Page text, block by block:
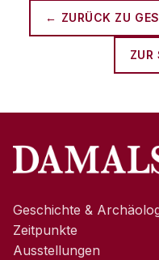
← ZURÜCK ZU
ZUR
Geschichte &
Zeitpunkte
Ausstellungen